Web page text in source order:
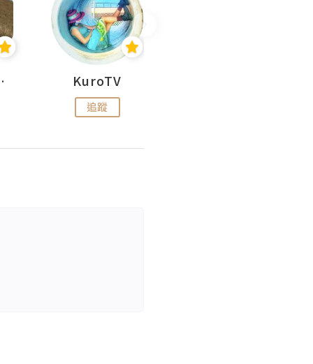
走 KuroTV
追蹤